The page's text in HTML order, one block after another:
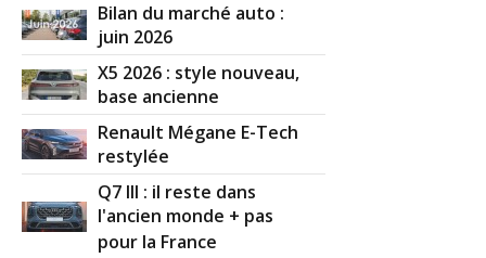
Bilan du marché auto :
juin 2026
X5 2026 : style nouveau,
base ancienne
Renault Mégane E-Tech
restylée
Q7 III : il reste dans
l'ancien monde + pas
pour la France